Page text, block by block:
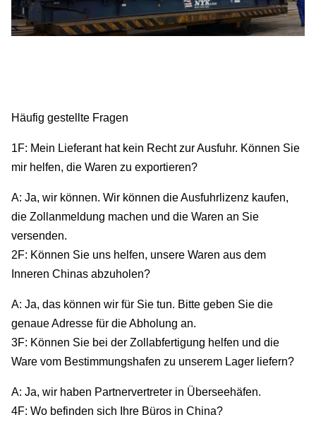
Häufig gestellte Fragen
1F: Mein Lieferant hat kein Recht zur Ausfuhr. Können Sie
mir helfen, die Waren zu exportieren?
A: Ja, wir können. Wir können die Ausfuhrlizenz kaufen,
die Zollanmeldung machen und die Waren an Sie
versenden.
2F: Können Sie uns helfen, unsere Waren aus dem
Inneren Chinas abzuholen?
A: Ja, das können wir für Sie tun. Bitte geben Sie die
genaue Adresse für die Abholung an.
3F: Können Sie bei der Zollabfertigung helfen und die
Ware vom Bestimmungshafen zu unserem Lager liefern?
A: Ja, wir haben Partnervertreter in Überseehäfen.
4F: Wo befinden sich Ihre Büros in China?